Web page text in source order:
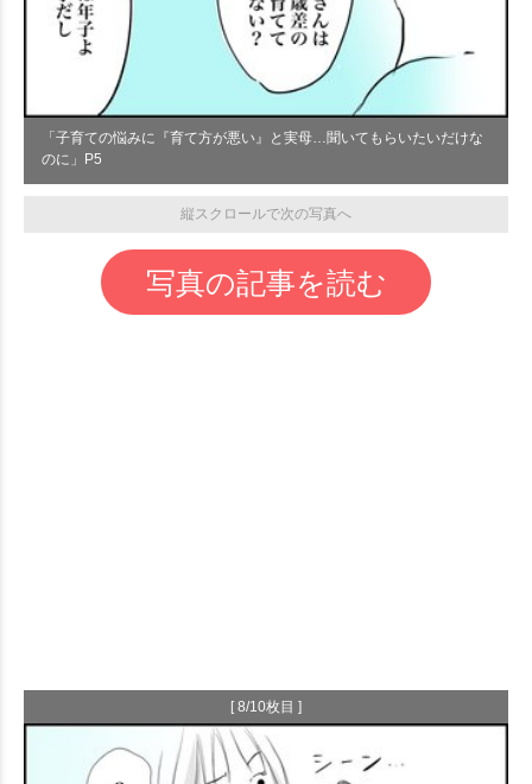
「子育ての悩みに『育て方が悪い』と実母…聞いてもらいたいだけな
のに」P5
縦スクロールで次の写真へ
写真の記事を読む
[ 8/10枚目 ]